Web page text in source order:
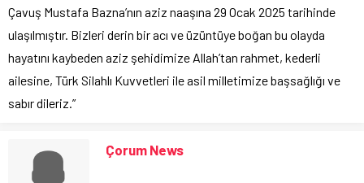
Çavuş Mustafa Bazna’nın aziz naaşına 29 Ocak 2025 tarihinde
ulaşılmıştır. Bizleri derin bir acı ve üzüntüye boğan bu olayda
hayatını kaybeden aziz şehidimize Allah’tan rahmet, kederli
ailesine, Türk Silahlı Kuvvetleri ile asil milletimize başsağlığı ve
sabır dileriz.”
Çorum News